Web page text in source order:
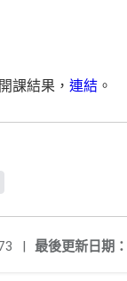
課結果， 連結 。
最後更新日期：
|